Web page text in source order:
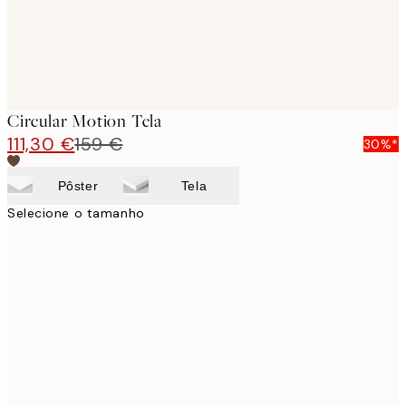
Circular Motion Tela
111,30 €159 € 30%*
Pôster Tela
Selecione o tamanho